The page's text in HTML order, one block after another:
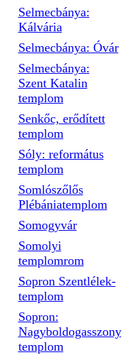
Selmecbánya:
Kálvária
Selmecbánya: Óvár
Selmecbánya:
Szent Katalin
templom
Senkőc, erődített
templom
Sóly: református
templom
Somlószőlős
Plébániatemplom
Somogyvár
Somolyi
templomrom
Sopron Szentlélek-
templom
Sopron:
Nagyboldogasszony
templom